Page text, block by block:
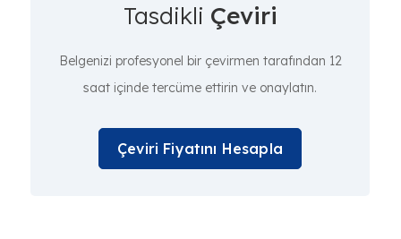
Tasdikli Çeviri
Belgenizi profesyonel bir çevirmen tarafından 12
saat içinde tercüme ettirin ve onaylatın.
Çeviri Fiyatını Hesapla